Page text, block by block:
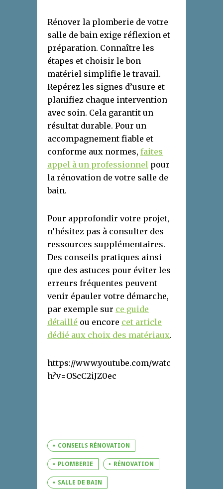
Rénover la plomberie de votre
salle de bain exige réflexion et
préparation. Connaître les
étapes et choisir le bon
matériel simplifie le travail.
Repérez les signes d’usure et
planifiez chaque intervention
avec soin. Cela garantit un
résultat durable. Pour un
accompagnement fiable et
conforme aux normes, faites
appel à un professionnel pour
la rénovation de votre salle de
bain.
Pour approfondir votre projet,
n’hésitez pas à consulter des
ressources supplémentaires.
Des conseils pratiques ainsi
que des astuces pour éviter les
erreurs fréquentes peuvent
venir épauler votre démarche,
par exemple sur ce guide
détaillé ou encore cet article
dédié aux choix des matériaux.
https://www.youtube.com/watc
h?v=OScC2iJZ0ec
CONSEILS RÉNOVATION
PLOMBERIE RÉNOVATION
SALLE DE BAIN